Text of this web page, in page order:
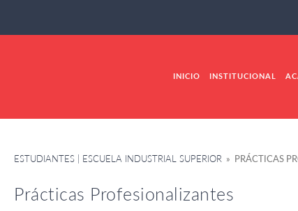
INICIO INSTITUCIONAL
ESTUDIANTES | ESCUELA INDUSTRIAL SUPERIOR » PRÁCTICAS
Prácticas Profesionalizantes